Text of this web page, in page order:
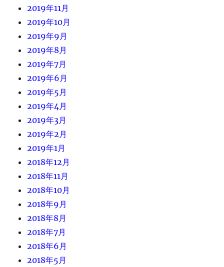
2019年11月
2019年10月
2019年9月
2019年8月
2019年7月
2019年6月
2019年5月
2019年4月
2019年3月
2019年2月
2019年1月
2018年12月
2018年11月
2018年10月
2018年9月
2018年8月
2018年7月
2018年6月
2018年5月